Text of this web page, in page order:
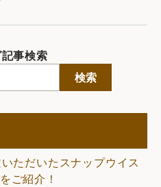
事検索
検索
ただいたスナップウイス
ご紹介！